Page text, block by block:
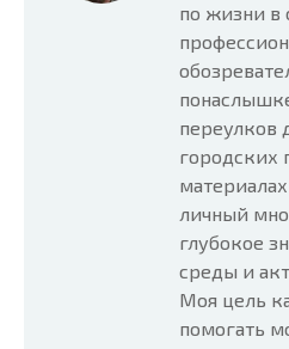
по жизни в
переулков
городских
личный
глубокое
среды и
Моя цель
помогать